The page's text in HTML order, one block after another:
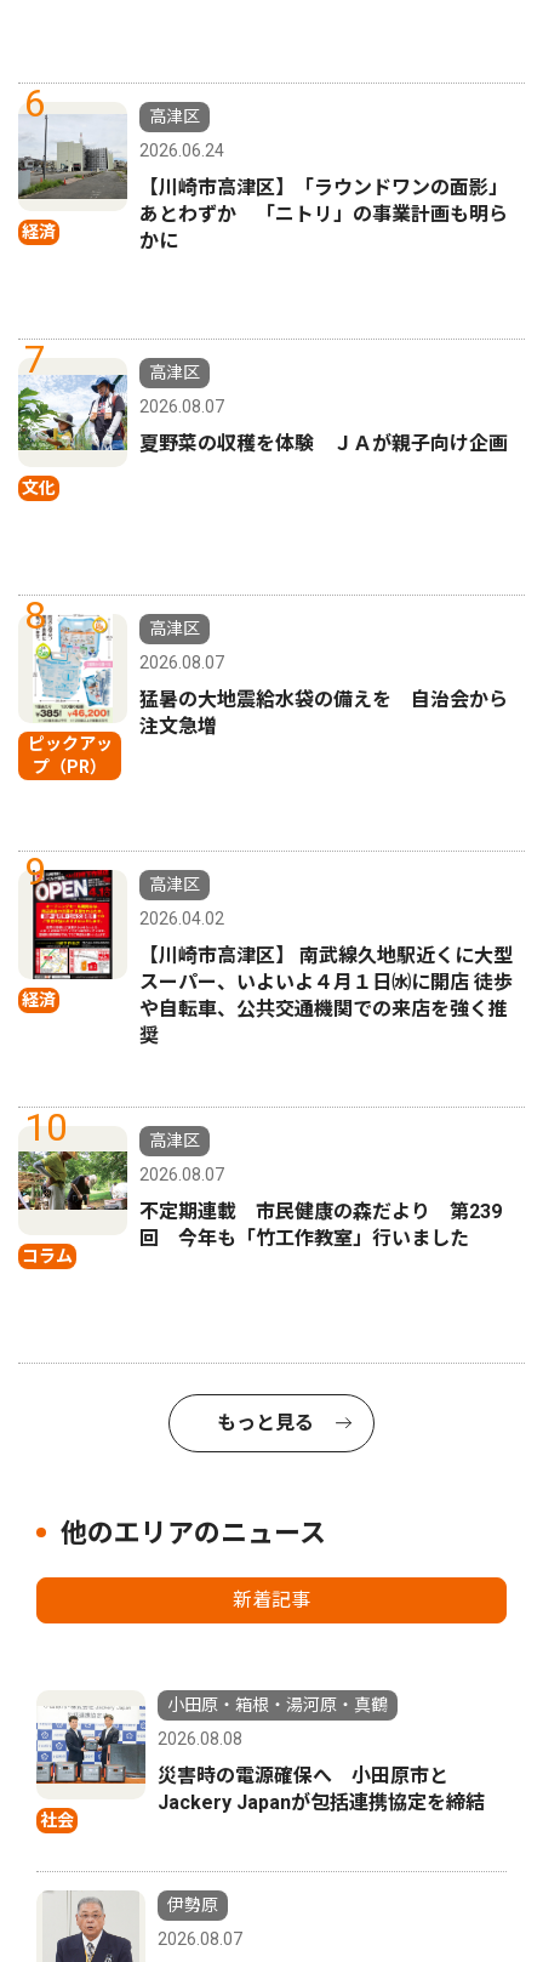
6
経済
高津区
2026.06.24
【川崎市高津区】「ラウンドワンの面影」
あとわずか 「ニトリ」の事業計画も明ら
かに
7
文化
高津区
2026.08.07
夏野菜の収穫を体験 ＪＡが親子向け企画
8
ピックアッ
プ（PR）
高津区
2026.08.07
猛暑の大地震給水袋の備えを 自治会から
注文急増
9
経済
高津区
2026.04.02
【川崎市高津区】 南武線久地駅近くに大型
スーパー、いよいよ４月１日㈬に開店 徒歩
や自転車、公共交通機関での来店を強く推
奨
10
コラム
高津区
2026.08.07
不定期連載 市民健康の森だより 第239
回 今年も「竹工作教室」行いました
もっと見る
他のエリアのニュース
新着記事
社会
小田原・箱根・湯河原・真鶴
2026.08.08
災害時の電源確保へ 小田原市と
Jackery Japanが包括連携協定を締結
伊勢原
2026.08.07